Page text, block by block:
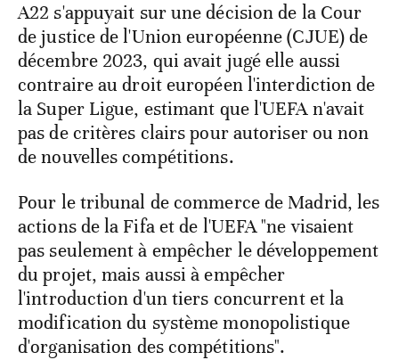
A22 s'appuyait sur une décision de la Cour
de justice de l'Union européenne (CJUE) de
décembre 2023, qui avait jugé elle aussi
contraire au droit européen l'interdiction de
la Super Ligue, estimant que l'UEFA n'avait
pas de critères clairs pour autoriser ou non
de nouvelles compétitions.
Pour le tribunal de commerce de Madrid, les
actions de la Fifa et de l'UEFA "ne visaient
pas seulement à empêcher le développement
du projet, mais aussi à empêcher
l'introduction d'un tiers concurrent et la
modification du système monopolistique
d'organisation des compétitions".